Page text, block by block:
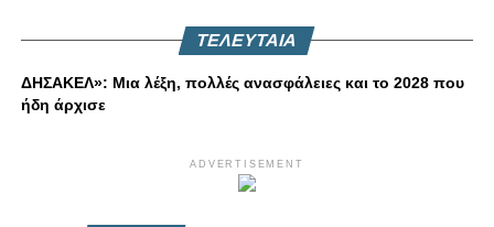
ΤΕΛΕΥΤΑΙΑ
ΔΗΣΑΚΕΛ»: Μια λέξη, πολλές ανασφάλειες και το 2028 που
ήδη άρχισε
ADVERTISEMENT